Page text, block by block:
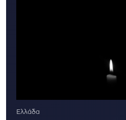
Ελλάδα